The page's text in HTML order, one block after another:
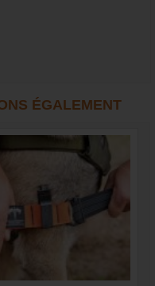
ÉGALEMENT